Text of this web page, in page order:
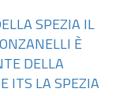
SPEZIA IL
È
DELLA
ITS LA SPEZIA